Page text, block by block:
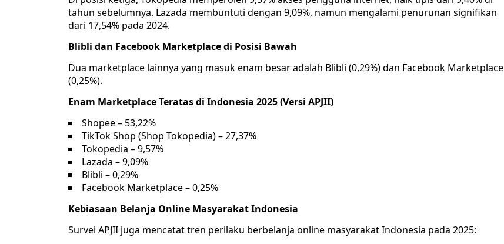
tahun sebelumnya. Lazada membuntuti dengan 9,09%, namun mengalami penurunan signifikan
dari 17,54% pada 2024.
Blibli dan Facebook Marketplace di Posisi Bawah
Dua marketplace lainnya yang masuk enam besar adalah Blibli (0,29%) dan Facebook Marketplace
(0,25%).
Enam Marketplace Teratas di Indonesia 2025 (Versi APJII)
Shopee – 53,22%
TikTok Shop (Shop Tokopedia) – 27,37%
Tokopedia – 9,57%
Lazada – 9,09%
Blibli – 0,29%
Facebook Marketplace – 0,25%
Kebiasaan Belanja Online Masyarakat Indonesia
Survei APJII juga mencatat tren perilaku berbelanja online masyarakat Indonesia pada 2025: